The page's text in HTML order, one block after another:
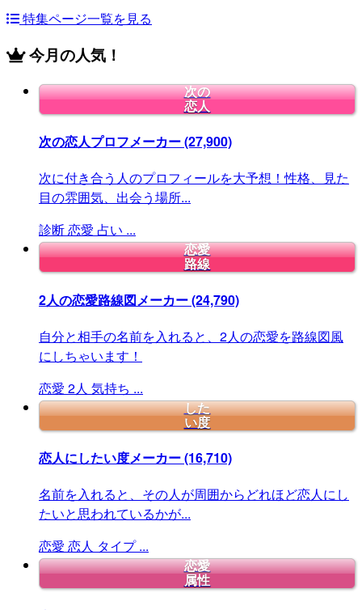
特集ページ一覧を見る
今月の人気！
次の
恋人
次の恋人プロフメーカー(27,900)
次に付き合う人のプロフィールを大予想！性格、見た
目の雰囲気、出会う場所...
診断恋愛 占い ...
恋愛
路線
2人の恋愛路線図メーカー(24,790)
自分と相手の名前を入れると、2人の恋愛を路線図風
にしちゃいます！
恋愛 2人 気持ち ...
した
い度
恋人にしたい度メーカー(16,710)
名前を入れると、その人が周囲からどれほど恋人にし
たいと思われているかが...
恋愛 恋人 タイプ ...
恋愛
属性